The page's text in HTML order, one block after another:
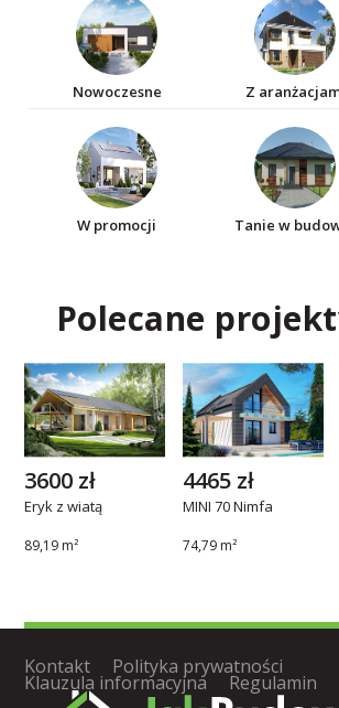
Nowoczesne Z
W promocji Tanie w
Polecane
Eryk z wiatą
89,19 m²
3600 zł
MINI 70 Nimfa
74,79 m²
4465 zł
Kontakt Polityka prywatności
Klauzula informacyjna Regulamin